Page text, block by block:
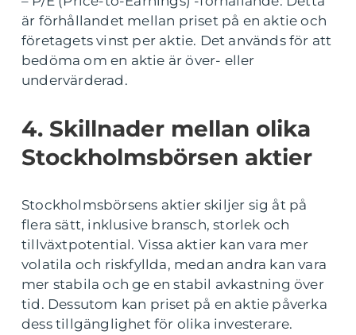
är förhållandet mellan priset på en aktie och
företagets vinst per aktie. Det används för att
bedöma om en aktie är över- eller
undervärderad.
4. Skillnader mellan olika
Stockholmsbörsen aktier
Stockholmsbörsens aktier skiljer sig åt på
flera sätt, inklusive bransch, storlek och
tillväxtpotential. Vissa aktier kan vara mer
volatila och riskfyllda, medan andra kan vara
mer stabila och ge en stabil avkastning över
tid. Dessutom kan priset på en aktie påverka
dess tillgänglighet för olika investerare.